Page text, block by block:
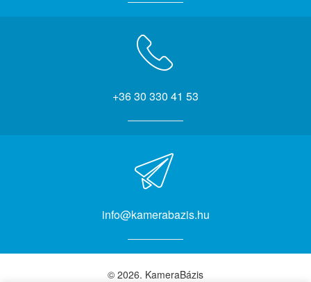
+36 30 330 41 53
info@kamerabazis.hu
© 2026. KameraBázis